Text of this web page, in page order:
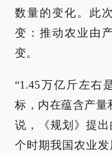
数量的变化。此
变：推动农业由
变。
“1.45万亿斤左右
标，内在蕴含产量
说，《规划》提
个时期我国农业